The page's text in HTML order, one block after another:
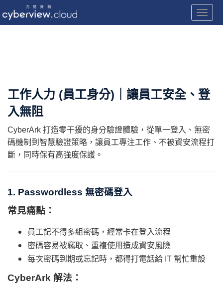
工作人力 (員工身分)｜讓員工安全、登
入無阻
CyberArk 打造零干擾的身分驗證體驗，從單一登入、無密
碼機制到智慧驗證策略，讓員工專注工作、不被資安流程打
斷，同時保有高強度保護。
1. Passwordless 無密碼登入
常見痛點：
員工記不得多組密碼，經常卡在登入流程
密碼容易被竊取、重複使用造成資安風險
每次密碼到期或忘記時，都得打電話給 IT 幫忙重設
CyberArk 解法：